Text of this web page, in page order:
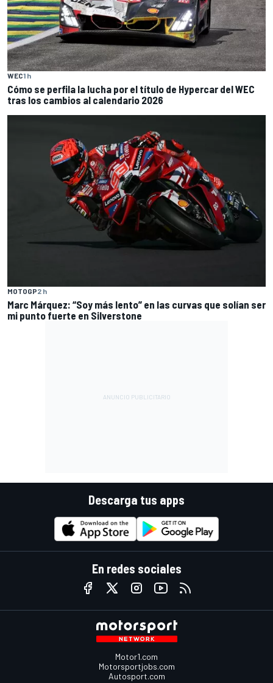
WEC1 h
Cómo se perfila la lucha por el título de Hypercar del WEC
tras los cambios al calendario 2026
MOTOGP2 h
Marc Márquez: “Soy más lento” en las curvas que solían ser
mi punto fuerte en Silverstone
Descarga tus apps
En redes sociales
Motor1.com
Motorsportjobs.com
Autosport.com